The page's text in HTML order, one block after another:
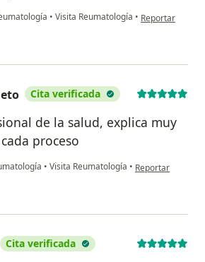
• Visita Reumatología • en opinión del
Reportar
Cita verificada
de la salud, explica muy
proceso
• Visita Reumatología • en opinión del
Reportar
Cita verificada